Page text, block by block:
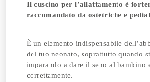
Il cuscino per l’allattamento è
raccomandato da ostetriche e
È un elemento indispensabile
del tuo neonato, soprattutto quando
imparando a dare il seno al bambino
correttamente.